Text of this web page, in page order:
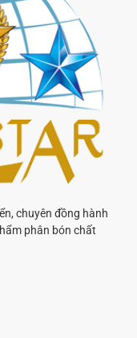
chuyên đồng hành
phân bón chất